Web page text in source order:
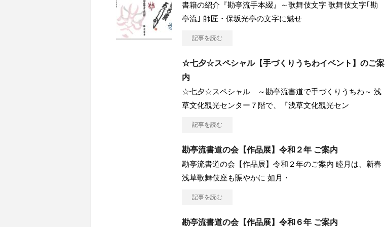
書籍の紹介『勘亭流手本綴』～歌舞伎文字 歌舞伎文字｢勘
亭流｣ 師匠・保坂光亭の文字に魅せ
記事を読む
☆七夕☆スペシャル【手づくりうちわイベント】のご案
内
☆七夕☆スペシャル ～勘亭流書道で手づくりうちわ～ 浅
草文化観光センター７階で、『浅草文化観光セン
記事を読む
勘亭流書道の会【作品展】令和２年 ご案内
勘亭流書道の会【作品展】令和２年のご案内 睦月は、新春
浅草歌舞伎座も賑やかに 如月・
記事を読む
勘亭流書道の会【作品展】令和６年 ご案内